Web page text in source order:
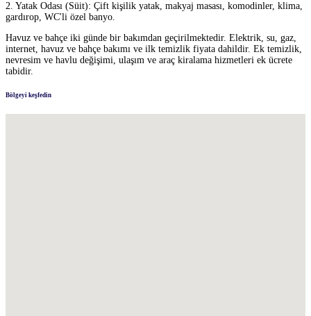
2. Yatak Odası (Süit): Çift kişilik yatak, makyaj masası, komodinler, klima,
gardırop, WC'li özel banyo.
Havuz ve bahçe iki günde bir bakımdan geçirilmektedir. Elektrik, su, gaz,
internet, havuz ve bahçe bakımı ve ilk temizlik fiyata dahildir. Ek temizlik,
nevresim ve havlu değişimi, ulaşım ve araç kiralama hizmetleri ek ücrete
tabidir.
Bölgeyi keşfedin